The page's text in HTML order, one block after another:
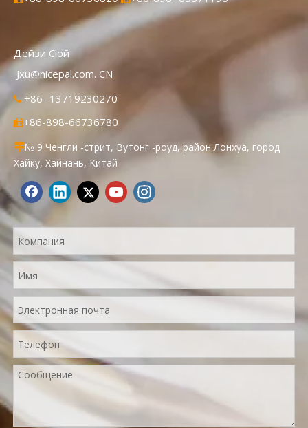
Дейзи Сюй
Jxu@nicepal.com. CN
 +86- 13719230270
+86-898-66736780
№ 9 Ченгли -стрит, Вутонг -роуд, район Лонхуа, город
Хайку, Хайнань, Китай